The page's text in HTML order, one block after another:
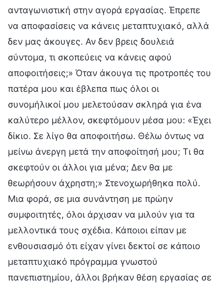
ανταγωνιστική στην αγορά εργασίας. Έπρεπε
να αποφασίσεις να κάνεις μεταπτυχιακό, αλλά
δεν μας άκουγες. Αν δεν βρεις δουλειά
σύντομα, τι σκοπεύεις να κάνεις αφού
αποφοιτήσεις;» Όταν άκουγα τις προτροπές του
πατέρα μου και έβλεπα πως όλοι οι
συνομήλικοί μου μελετούσαν σκληρά για ένα
καλύτερο μέλλον, σκεφτόμουν μέσα μου: «Έχει
δίκιο. Σε λίγο θα αποφοιτήσω. Θέλω όντως να
μείνω άνεργη μετά την αποφοίτησή μου; Τι θα
σκεφτούν οι άλλοι για μένα; Δεν θα με
θεωρήσουν άχρηστη;» Στενοχωρήθηκα πολύ.
Μια φορά, σε μια συνάντηση με πρώην
συμφοιτητές, όλοι άρχισαν να μιλούν για τα
μελλοντικά τους σχέδια. Κάποιοι είπαν με
ενθουσιασμό ότι είχαν γίνει δεκτοί σε κάποιο
μεταπτυχιακό πρόγραμμα γνωστού
πανεπιστημίου, άλλοι βρήκαν θέση εργασίας σε